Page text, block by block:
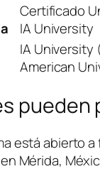
Certificado
IA University
IA University
American
pueden
está abierto
Mérida,